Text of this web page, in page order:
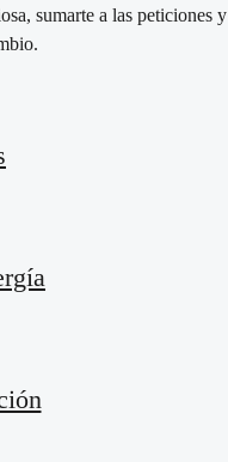
sumarte a las peticiones y